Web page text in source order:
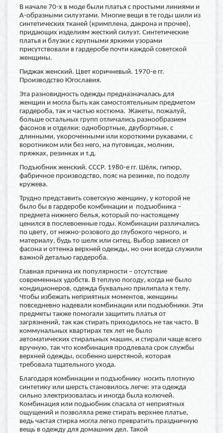
В начале 70-х в моде были платья с простыми линиями и
А-образными силуэтами. Многие вещи в те годы шили из
синтетических тканей (кримплена, дакрона и прочее),
придающих изделиям жесткий силуэт. Синтетические
платья и блузки с крупными яркими узорами
присутствовали в гардеробе почти каждой советской
женщины.
Пиджак женский. Цвет коричневый. 1970-е гг.
Производство Югославия.
Эта разновидность одежды предназначалась для
женщин и могла быть как самостоятельным предметом
гардероба, так и частью костюма. Жакеты, пожалуй,
больше остальных групп отличались разнообразием
фасонов и отделки: однобортные, двубортные, с
длинными, укороченными или короткими рукавами, с
воротником или без него, на пуговицах, молнии,
пряжках, резинках и т.д.
Подъюбник женский. СССР. 1980-е гг. Шёлк, гипюр,
фабричное производство, пояс на резинке, по подолу
кружева.
Трудно представить советскую женщину, у которой не
было бы в гардеробе комбинации и подъюбника –
предмета нижнего белья, который по-настоящему
ценился в послевоенные годы. Комбинации различались
по цвету, от нежно-розового до глубокого черного, и
материалу, будь то шелк или ситец. Выбор зависел от
фасона и оттенка верхней одежды, но они всегда служили
важной деталью гардероба.
Главная причина их популярности – отсутствие
современных удобств. В теплую погоду, когда не было
кондиционеров, одежда буквально прилипала к телу.
Чтобы избежать неприятных моментов, женщины
повседневно надевали комбинации или подъюбники. Эти
предметы также помогали защитить платья от
загрязнений, так как стирать приходилось не так часто. В
коммунальных квартирах тех лет не было
автоматических стиральных машин, и стирали чаще всего
вручную, так что комбинация продлевала срок службы
верхней одежды, особенно шерстяной, которая
требовала тщательного ухода.
Благодаря комбинации и подъюбнику носить плотную
синтетику или шерсть становилось легче: эта одежда
сильно электризовалась и иногда была колючей.
Комбинация или подьюбник спасала от неприятных
ощущений и позволяла реже стирать верхнее платье,
ведь частая стирка могла легко превратить праздничную
вещь в одежду для домашних дел. Такой